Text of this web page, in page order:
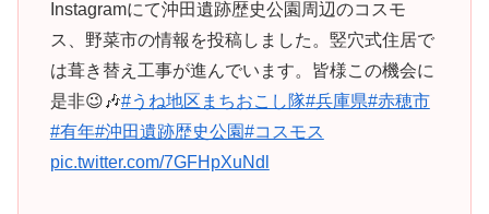
Instagramにて沖田遺跡歴史公園周辺のコスモ
ス、野菜市の情報を投稿しました。竪穴式住居で
は葺き替え工事が進んでいます。皆様この機会に
是非😉🎶#うね地区まちおこし隊#兵庫県#赤穂市
#有年#沖田遺跡歴史公園#コスモス
pic.twitter.com/7GFHpXuNdl